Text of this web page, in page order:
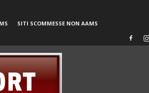
SITI SCOMMESSE NON AAMS